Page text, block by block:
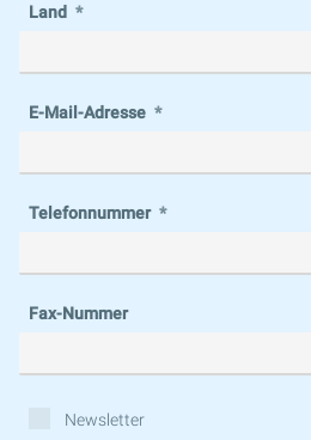
Land
E-Mail-Adresse
Telefonnummer
Fax-Nummer
Newsletter